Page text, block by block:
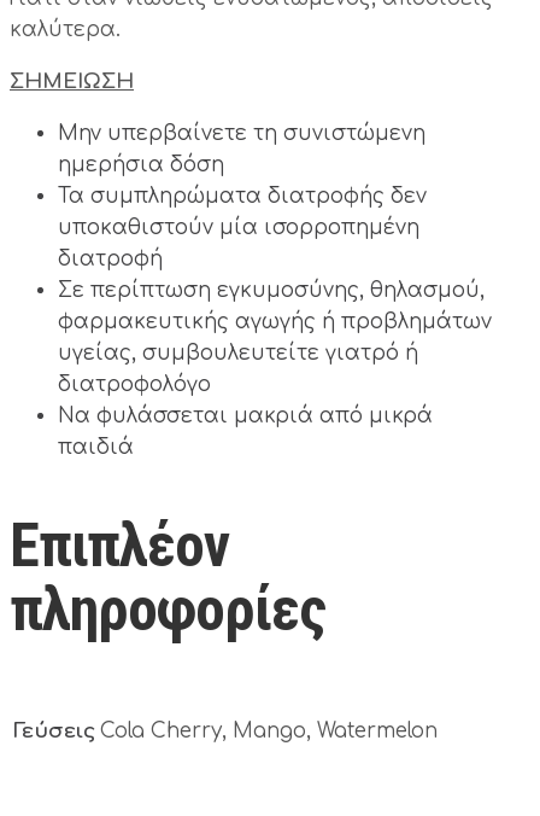
καλύτερα.
ΣΗΜΕΙΩΣΗ
Μην υπερβαίνετε τη συνιστώμενη
ημερήσια δόση
Τα συμπληρώματα διατροφής δεν
υποκαθιστούν μία ισορροπημένη
διατροφή
Σε περίπτωση εγκυμοσύνης, θηλασμού,
φαρμακευτικής αγωγής ή προβλημάτων
υγείας, συμβουλευτείτε γιατρό ή
διατροφολόγο
Να φυλάσσεται μακριά από μικρά
παιδιά
Επιπλέον
πληροφορίες
Γεύσεις Cola Cherry, Mango, Watermelon